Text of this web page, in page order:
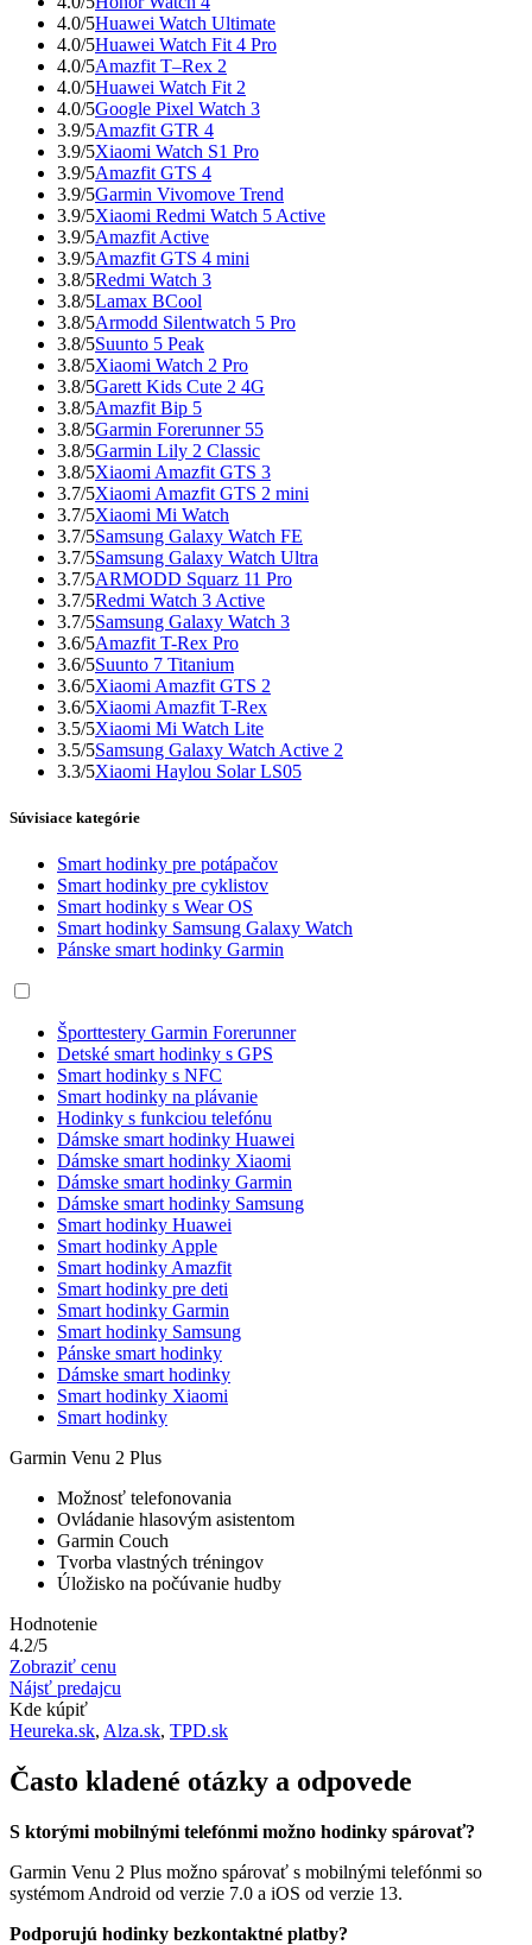
4.0/5Huawei Watch Ultimate
4.0/5Huawei Watch Fit 4 Pro
4.0/5Amazfit T–Rex 2
4.0/5Huawei Watch Fit 2
4.0/5Google Pixel Watch 3
3.9/5Amazfit GTR 4
3.9/5Xiaomi Watch S1 Pro
3.9/5Amazfit GTS 4
3.9/5Garmin Vivomove Trend
3.9/5Xiaomi Redmi Watch 5 Active
3.9/5Amazfit Active
3.9/5Amazfit GTS 4 mini
3.8/5Redmi Watch 3
3.8/5Lamax BCool
3.8/5Armodd Silentwatch 5 Pro
3.8/5Suunto 5 Peak
3.8/5Xiaomi Watch 2 Pro
3.8/5Garett Kids Cute 2 4G
3.8/5Amazfit Bip 5
3.8/5Garmin Forerunner 55
3.8/5Garmin Lily 2 Classic
3.8/5Xiaomi Amazfit GTS 3
3.7/5Xiaomi Amazfit GTS 2 mini
3.7/5Xiaomi Mi Watch
3.7/5Samsung Galaxy Watch FE
3.7/5Samsung Galaxy Watch Ultra
3.7/5ARMODD Squarz 11 Pro
3.7/5Redmi Watch 3 Active
3.7/5Samsung Galaxy Watch 3
3.6/5Amazfit T-Rex Pro
3.6/5Suunto 7 Titanium
3.6/5Xiaomi Amazfit GTS 2
3.6/5Xiaomi Amazfit T-Rex
3.5/5Xiaomi Mi Watch Lite
3.5/5Samsung Galaxy Watch Active 2
3.3/5Xiaomi Haylou Solar LS05
Súvisiace kategórie
Smart hodinky pre potápačov
Smart hodinky pre cyklistov
Smart hodinky s Wear OS
Smart hodinky Samsung Galaxy Watch
Pánske smart hodinky Garmin
Športtestery Garmin Forerunner
Detské smart hodinky s GPS
Smart hodinky s NFC
Smart hodinky na plávanie
Hodinky s funkciou telefónu
Dámske smart hodinky Huawei
Dámske smart hodinky Xiaomi
Dámske smart hodinky Garmin
Dámske smart hodinky Samsung
Smart hodinky Huawei
Smart hodinky Apple
Smart hodinky Amazfit
Smart hodinky pre deti
Smart hodinky Garmin
Smart hodinky Samsung
Pánske smart hodinky
Dámske smart hodinky
Smart hodinky Xiaomi
Smart hodinky
Garmin Venu 2 Plus
Možnosť telefonovania
Ovládanie hlasovým asistentom
Garmin Couch
Tvorba vlastných tréningov
Úložisko na počúvanie hudby
Hodnotenie
4.2/5
Zobraziť cenu
Nájsť predajcu
Kde kúpiť
Heureka.sk, Alza.sk, TPD.sk
Často kladené otázky a odpovede
S ktorými mobilnými telefónmi možno hodinky spárovať?
Garmin Venu 2 Plus možno spárovať s mobilnými telefónmi so
systémom Android od verzie 7.0 a iOS od verzie 13.
Podporujú hodinky bezkontaktné platby?